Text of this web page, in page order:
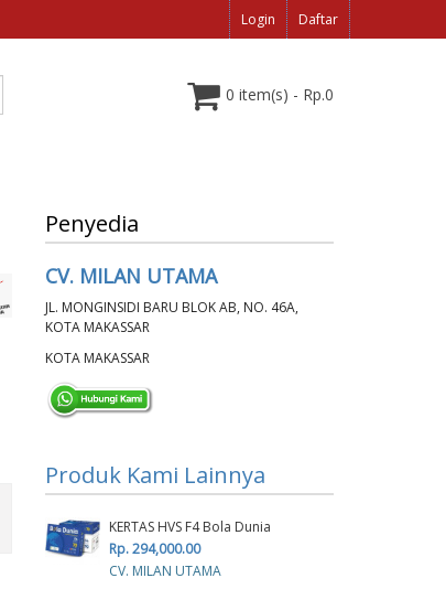
Login Daftar
0 item(s) - Rp.0
Penyedia
CV. MILAN UTAMA
JL. MONGINSIDI BARU BLOK AB, NO. 46A,
KOTA MAKASSAR
KOTA MAKASSAR
Produk Kami Lainnya
KERTAS HVS F4 Bola Dunia
Rp. 294,000.00
CV. MILAN UTAMA